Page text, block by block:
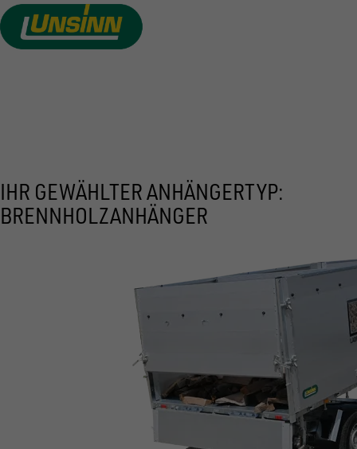
Direkt
zum
Inhalt
IHR GEWÄHLTER ANHÄNGERTYP:
BRENNHOLZANHÄNGER